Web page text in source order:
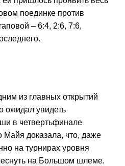
поединке против
– 6:4, 2:6, 7:6,
из главных открытий
ожидал увидеть
в четвертьфинале
Майя доказала, что, даже
на турнирах уровня
на Большом шлеме.